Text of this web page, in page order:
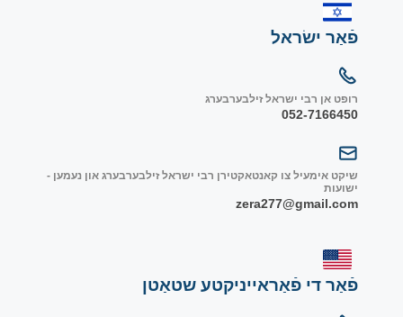
פֿאַר ישׂראל
רופט אן רבי ישראל זילבערבערג
052-7166450
שיקט אימעיל צו קאנטאקטירן רבי ישראל זילבערבערג און נעמען -
ישועות
zera277@gmail.com
פֿאַר די פֿאַראייניקטע שטאַטן